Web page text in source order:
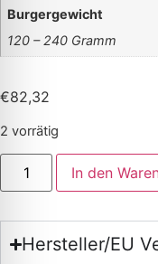
Burgergewicht
120 – 240 Gramm
€82,32
2 vorrätig
In den
Hersteller/EU